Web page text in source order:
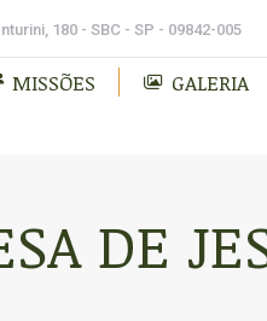
180 - SBC - SP - 09842-005
MISSÕES GALERIA
DE